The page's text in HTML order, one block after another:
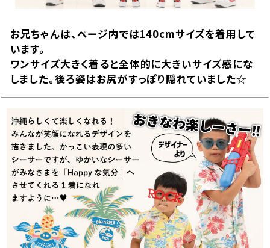
お兄ちゃんは、ページ内では140cmサイズを着用して
います。
ワンサイズ大きく着ると全体的に大きいサイズ感にな
しました。後ろ姿はお尻がすっぽり隠れていました☆